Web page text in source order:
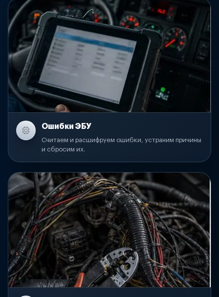
Ошибки ЭБУ
Считаем и расшифруем ошибки, устраним причины
и сбросим их.